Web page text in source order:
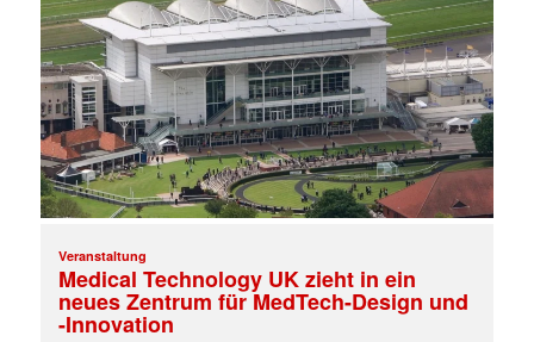
Veranstaltung
Medical Technology UK zieht in ein
neues Zentrum für MedTech-Design und
-Innovation